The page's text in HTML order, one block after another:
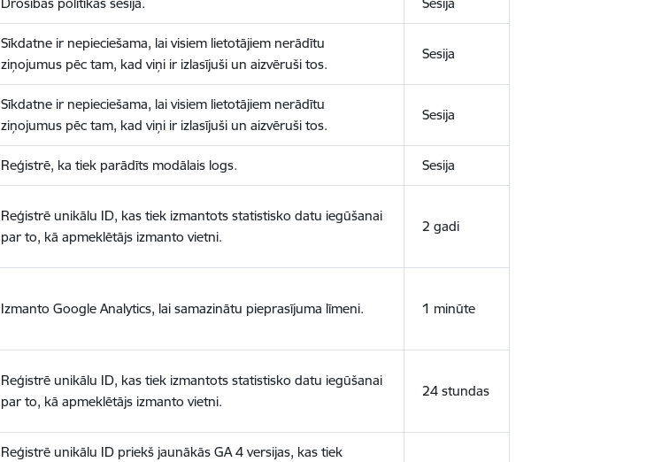
Sīkdatne ir nepieciešama, lai visiem lietotājiem nerādītu
ziņojumus pēc tam, kad viņi ir izlasījuši un aizvēruši tos.
Sesija
Sīkdatne ir nepieciešama, lai visiem lietotājiem nerādītu
ziņojumus pēc tam, kad viņi ir izlasījuši un aizvēruši tos.
Sesija
Reģistrē, ka tiek parādīts modālais logs. Sesija
Reģistrē unikālu ID, kas tiek izmantots statistisko datu iegūšanai
par to, kā apmeklētājs izmanto vietni.
2 gadi
Izmanto Google Analytics, lai samazinātu pieprasījuma līmeni. 1 minūte
Reģistrē unikālu ID, kas tiek izmantots statistisko datu iegūšanai
par to, kā apmeklētājs izmanto vietni.
24 stundas
Reģistrē unikālu ID priekš jaunākās GA 4 versijas, kas tiek